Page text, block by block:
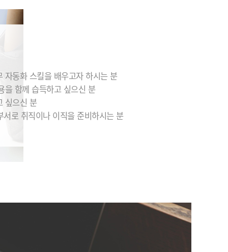
자동화 스킬을 배우고자 하시는 분
을 함께 습득하고 싶으신 분
싶으신 분
로 취직이나 이직을 준비하시는 분